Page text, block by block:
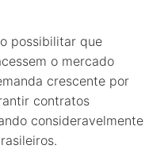
possibilitar que
o mercado
crescente por
contratos
consideravelmente